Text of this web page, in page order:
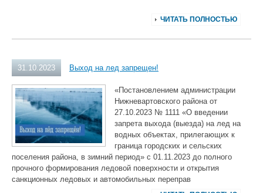
ЧИТАТЬ ПОЛНОСТЬЮ
31.10.2023 Выход на лед запрещен!
«Постановлением администрации
Нижневартовского района от
27.10.2023 № 1111 «О введении
запрета выхода (выезда) на лед на
водных объектах, прилегающих к
граница городских и сельских
поселения района, в зимний период» с 01.11.2023 до полного
прочного формирования ледовой поверхности и открытия
санкционных ледовых и автомобильных переправ